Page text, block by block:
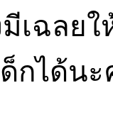
เฉลย
กได้น